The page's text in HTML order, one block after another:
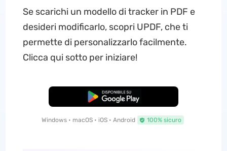
Se scarichi un modello di tracker in PDF e
desideri modificarlo, scopri UPDF, che ti
permette di personalizzarlo facilmente.
Clicca qui sotto per iniziare!
Download Gratis
Windows • macOS • iOS • Android 100% sicuro